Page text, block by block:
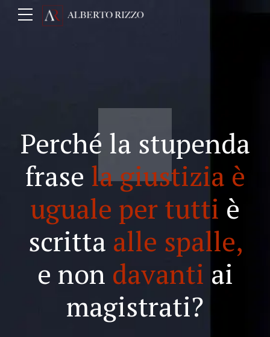
Perché la stupenda
frase la giustizia è
uguale per tutti è
scritta alle spalle,
e non davanti ai
magistrati?